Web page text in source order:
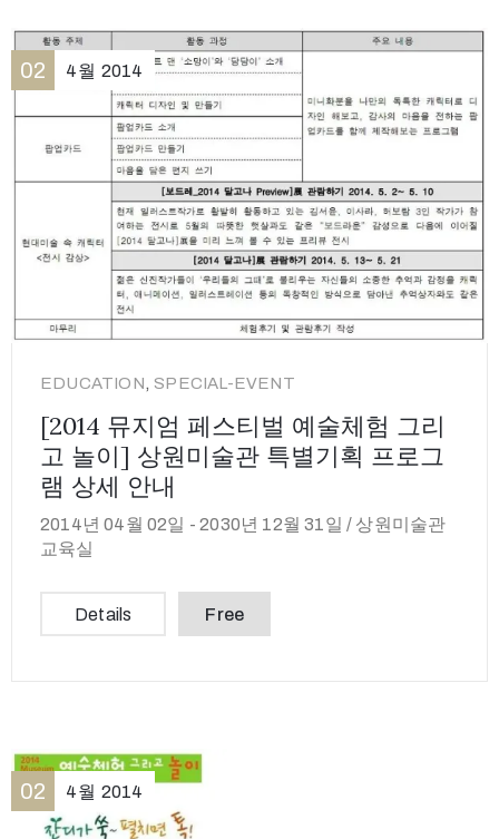
02 4월 2014
EDUCATION,SPECIAL-EVENT
[2014 뮤지엄 페스티벌 예술체험 그리
고 놀이] 상원미술관 특별기획 프로그
램 상세 안내
2014년 04월 02일 - 2030년 12월 31일 / 상원미술관
교육실
Details Free
02 4월 2014